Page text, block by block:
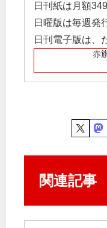
日刊紙は月額
日曜版は毎週発
日刊電子版は、
赤
関連記事